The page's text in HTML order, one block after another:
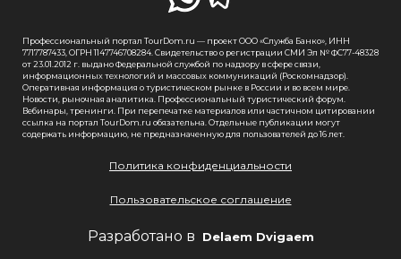
Профессиональный портал TourDom.ru — проект ООО «Служба Банко», ИНН
7717787433, ОГРН 1147746708284. Свидетельство о регистрации СМИ Эл № ФС77-48328
от 23.01.2012 г. выдано Федеральной службой по надзору в сфере связи,
информационных технологий и массовых коммуникаций (Роскомнадзор).
Оперативная информация о туристическом рынке в России и во всем мире.
Новости, рыночная аналитика. Профессиональный туристический форум.
Вебинары, тренинги. При перепечатке материалов или частичном цитировании
ссылка на портал TourDom.ru обязательна. Отдельные публикации могут
содержать информацию, не предназначенную для пользователей до 16 лет.
Политика конфиденциальности
Пользовательское соглашение
Разработано в Delaem Dvigaem